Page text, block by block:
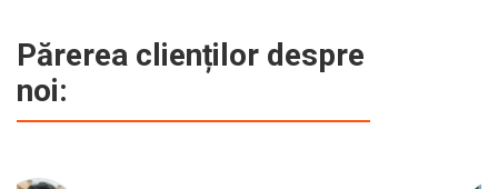
Părerea clienților despre
noi: